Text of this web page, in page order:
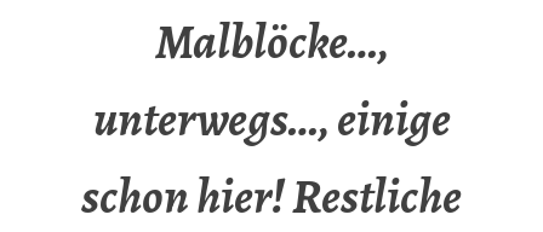
Malblöcke…,
unterwegs…, einige
schon hier! Restliche